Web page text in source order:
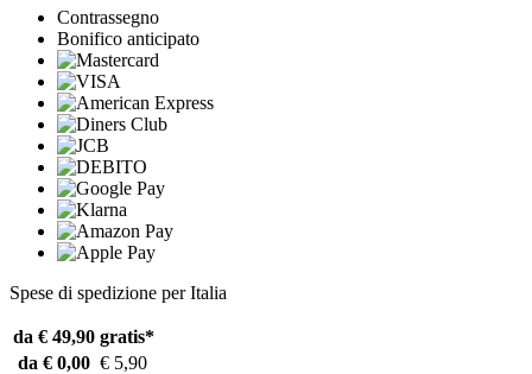
Contrassegno
Bonifico anticipato
Spese di spedizione per Italia
da € 49,90 gratis*
da € 0,00 € 5,90